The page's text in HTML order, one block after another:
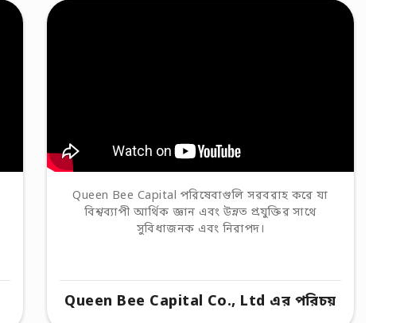
Queen Bee Capital পরিষেবাগুলি সরবরাহ করে যা
বিশ্বব্যাপী আর্থিক জ্ঞান এবং উন্নত প্রযুক্তির সাথে
সুবিধাজনক এবং নিরাপদ।
Queen Bee Capital Co., Ltd এর পরিচয়